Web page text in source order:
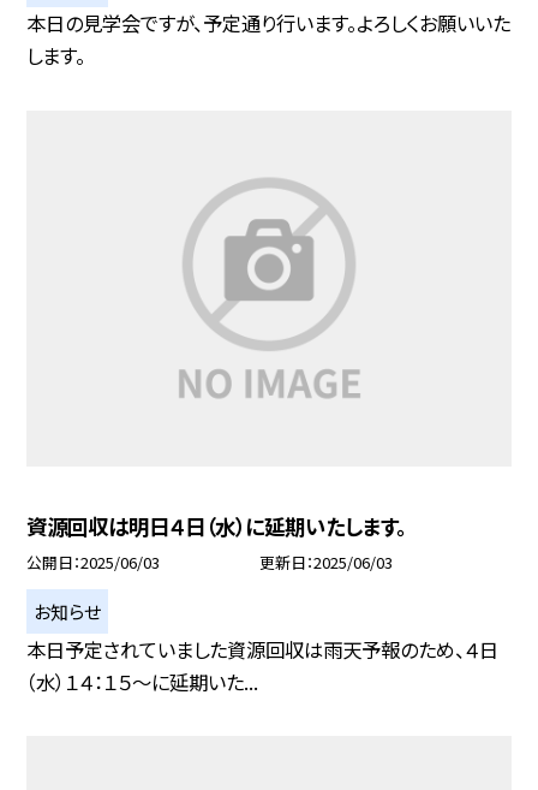
本日の見学会ですが、予定通り行います。よろしくお願いいた
します。
資源回収は明日４日（水）に延期いたします。
公開日 2025/06/03 更新日 2025/06/03
お知らせ
本日予定されていました資源回収は雨天予報のため、４日
（水）１４：１５～に延期いた...